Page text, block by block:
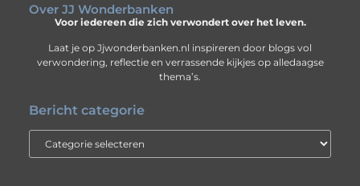
Over JJ Wonderbanken
Voor iedereen die zich verwondert over het leven.
Laat je op Jjwonderbanken.nl inspireren door blogs vol
verwondering, reflectie en verrassende kijkjes op alledaagse
thema’s.
Bericht categorie